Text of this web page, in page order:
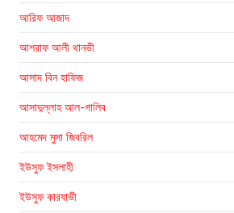
আরিফ আজাদ
আশরাফ আলী থানভী
আসাদ বিন হাফিজ
আসাদুল্লাহ আল-গালিব
আহমেদ মুসা জিবরিল
ইউসুফ ইসলাহী
ইউসুফ কারযাভী